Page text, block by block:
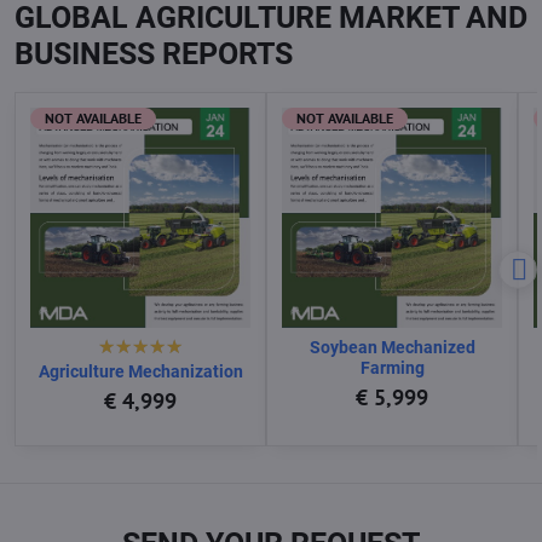
GLOBAL AGRICULTURE MARKET AND
BUSINESS REPORTS
NOT AVAILABLE
Agriculture Mechanization
€ 4,999
NOT AVAILABLE
Soybean Mechanized
Farming
€ 5,999